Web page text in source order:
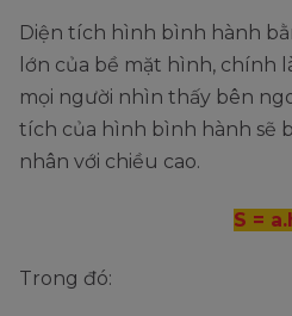
Diện tích hình bình hành
lớn của bề mặt hình, chính
mọi người nhìn thấy bên
tích của hình bình hành sẽ
nhân với chiều cao.
S =
Trong đó: